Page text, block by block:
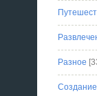
Разное